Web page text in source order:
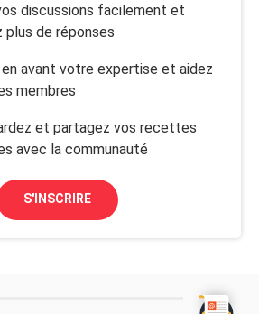
discussions facilement et
plus de réponses
avant votre expertise et aidez
membres
et partagez vos recettes
avec la communauté
S'INSCRIRE